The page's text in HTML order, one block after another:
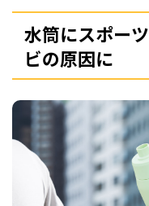
水筒にスポー
ビの原因に